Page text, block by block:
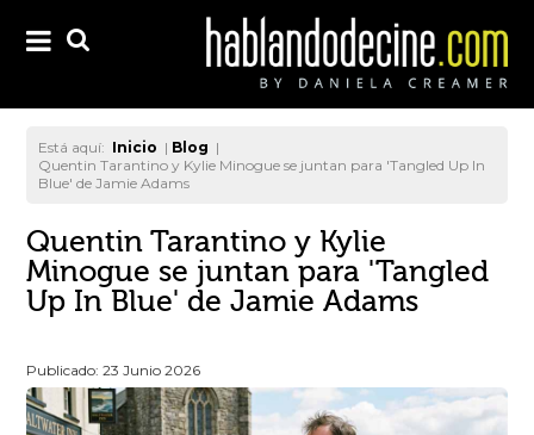
Está aquí: Inicio | Blog |
Quentin Tarantino y Kylie Minogue se juntan para 'Tangled Up In
Blue' de Jamie Adams
Quentin Tarantino y Kylie
Minogue se juntan para 'Tangled
Up In Blue' de Jamie Adams
Publicado: 23 Junio 2026